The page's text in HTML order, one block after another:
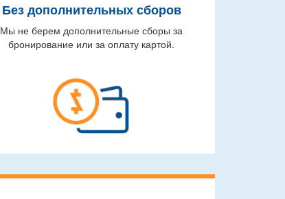
Без дополнительных сборов
Мы не берем дополнительные сборы за
бронирование или за оплату картой.